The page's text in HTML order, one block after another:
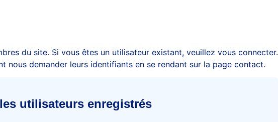
du site. Si vous êtes un utilisateur existant, veuillez vous connecter.
nous demander leurs identifiants en se rendant sur la page contact.
utilisateurs enregistrés